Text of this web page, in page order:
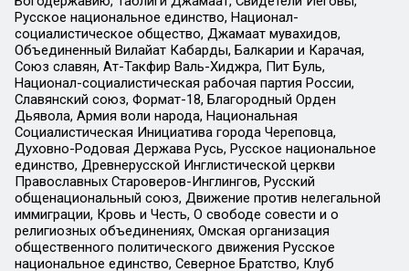
Русское национальное единство, Национал-
социалистическое общество, Джамаат мувахидов,
Объединенный Вилайат Кабарды, Балкарии и Карачая,
Союз славян, Ат-Такфир Валь-Хиджра, Пит Буль,
Национал-социалистическая рабочая партия России,
Славянский союз, Формат-18, Благородный Орден
Дьявола, Армия воли народа, Национальная
Социалистическая Инициатива города Череповца,
Духовно-Родовая Держава Русь, Русское национальное
единство, Древнерусской Инглистической церкви
Православных Староверов-Инглингов, Русский
общенациональный союз, Движение против нелегальной
иммиграции, Кровь и Честь, О свободе совести и о
религиозных объединениях, Омская организация
общественного политического движения Русское
национальное единство, Северное Братство, Клуб